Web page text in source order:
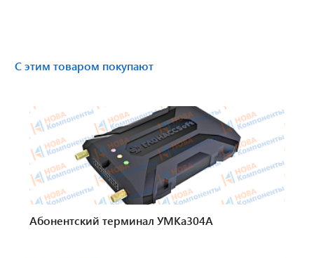
Картриджи для принтеров этикеток
Короба для тахографов
Переходники, оси датчиков скорости
С этим товаром покупают
Абонентский терминал УМКа304А